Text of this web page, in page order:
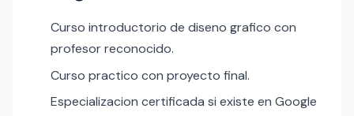
Curso introductorio de diseno grafico con
profesor reconocido.
Curso practico con proyecto final.
Especializacion certificada si existe en Google